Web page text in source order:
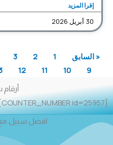
إقرا المزيد
30 أبريل 2026
« السابق 1
2
3
9
10
11
12
[COUNTER_NUMBER id=25957]
افضل سبيل